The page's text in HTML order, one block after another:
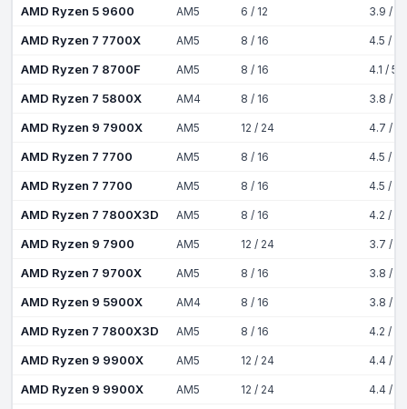
AMD Ryzen 5 9600 AM5 6 / 12 3.9 /
AMD Ryzen 7 7700X AM5 8 / 16 4.5 /
AMD Ryzen 7 8700F AM5 8 / 16 4.1 /
AMD Ryzen 7 5800X AM4 8 / 16 3.8 /
AMD Ryzen 9 7900X AM5 12 / 24 4.7 /
AMD Ryzen 7 7700 AM5 8 / 16 4.5 /
AMD Ryzen 7 7700 AM5 8 / 16 4.5 /
AMD Ryzen 7 7800X3D AM5 8 / 16 4.2 /
AMD Ryzen 9 7900 AM5 12 / 24 3.7 /
AMD Ryzen 7 9700X AM5 8 / 16 3.8 /
AMD Ryzen 9 5900X AM4 8 / 16 3.8 /
AMD Ryzen 7 7800X3D AM5 8 / 16 4.2 /
AMD Ryzen 9 9900X AM5 12 / 24 4.4 /
AMD Ryzen 9 9900X AM5 12 / 24 4.4 /